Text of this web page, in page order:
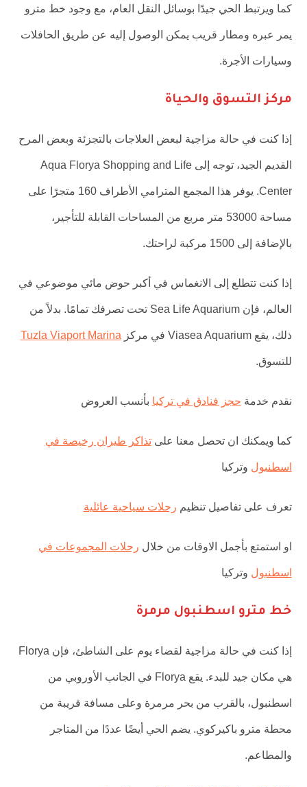
كما ويرتبط الحي جيدًا بوسائل النقل العام، مع وجود خط مترو
يمر عبره ومطار قريب يمكن الوصول إليه عن طريق الحافلات
وسيارات الأجرة.
مركز التسوق والحياة
إذا كنت في حالة مزاجية لبعض العلاجات بالتجزئة وبعض المرح
القديم الجيد، توجه إلى Aqua Florya Shopping and Life
Center. يوفر هذا المجمع المترامي الأطراف 160 متجرًا على
مساحة 53000 متر مربع من المساحات القابلة للتأجير،
بالإضافة إلى 1500 مركبة لراحتك.
إذا كنت تتطلع إلى الانغماس في أكبر حوض مائي موضوعي في
العالم، فإن Sea Life Aquarium تحت تصرفك تمامًا. بدلاً من
ذلك، يقع Viasea Aquarium في مركز Tuzla Viaport Marina
للتسوق.
نقدم خدمة حجز فنادق في تركيا بأنسب العروض
كما ويمكنك ان تحصل معنا علىتذاكر طيران رخيصة في
اسطنبول وتركيا
تعرف على تفاصيل تنظيم رحلات سياحية عائلية
او استمتع بأجمل الاوقات من خلال رحلات المجموعات في
اسطنبول وتركيا
خط مترو اسطنبول مرمرة
إذا كنت في حالة مزاجية لقضاء يوم على الشاطئ، فإن Florya
هي مكان جيد للبدء. يقع Florya في الجانب الأوروبي من
اسطنبول، بالقرب من بحر مرمرة وعلى مسافة قريبة من
محطة مترو باكيركوي. يضم الحي أيضًا عددًا من المتاجر
والمطاعم.